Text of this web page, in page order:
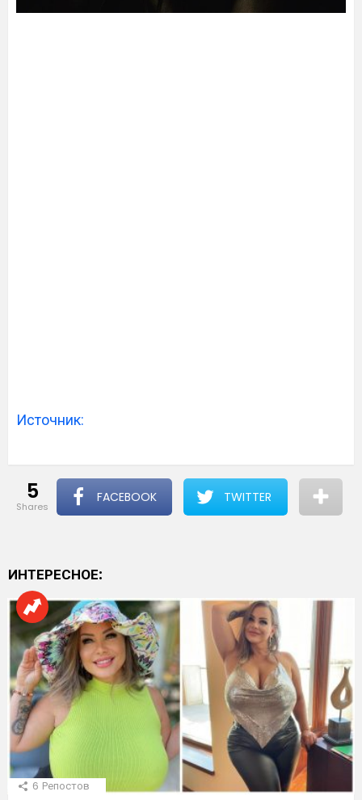
Источник:
5
shares
FACEBOOK TWITTER
ИНТЕРЕСНОЕ:
6 Репостов